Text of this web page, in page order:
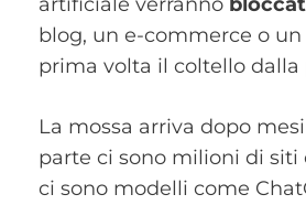
blog, un e-commerce o
prima volta il coltello dalla
La mossa arriva dopo
parte ci sono milioni di siti
ci sono modelli come